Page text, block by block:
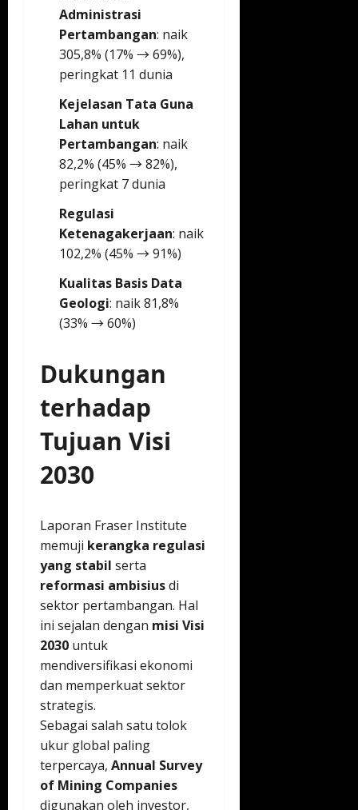
Administrasi
Pertambangan: naik
305,8% (17% → 69%),
peringkat 11 dunia
Kejelasan Tata Guna
Lahan untuk
Pertambangan: naik
82,2% (45% → 82%),
peringkat 7 dunia
Regulasi
Ketenagakerjaan: naik
102,2% (45% → 91%)
Kualitas Basis Data
Geologi: naik 81,8%
(33% → 60%)
Dukungan
terhadap
Tujuan Visi
2030
Laporan Fraser Institute
memuji kerangka regulasi
yang stabil serta
reformasi ambisiusdi
sektor pertambangan. Hal
ini sejalan dengan misi Visi
2030 untuk
mendiversifikasi ekonomi
dan memperkuat sektor
strategis.
Sebagai salah satu tolok
ukur global paling
terpercaya, Annual Survey
of Mining Companies
digunakan oleh investor,